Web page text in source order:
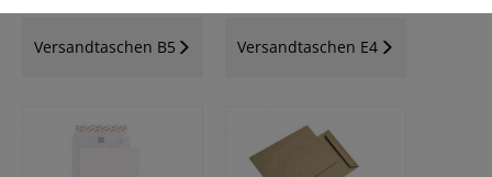
Versandtaschen B5 Versandtaschen E4